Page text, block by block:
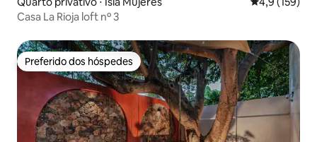
Casa La Rioja loft nº 3
Preferido dos hóspedes
Preferido dos hóspedes